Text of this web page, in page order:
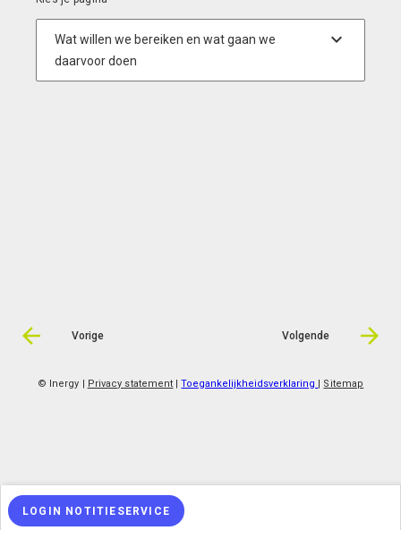
Vorige Volgende
© Inergy Privacy statement |Toegankelijkheidsverklaring Sitemap
LOGIN NOTITIESERVICE